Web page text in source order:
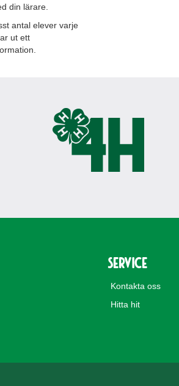
din lärare.
antal elever varje
ut ett
Service
Kontakta oss
Hitta hit